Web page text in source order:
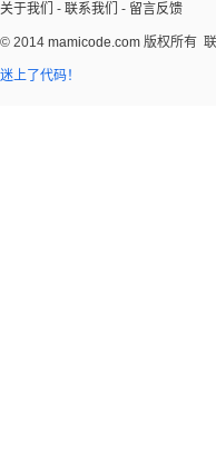
关于我们 - 联系我们 - 留言反馈
© 2014 mamicode.com 版权所有
迷上了代码！